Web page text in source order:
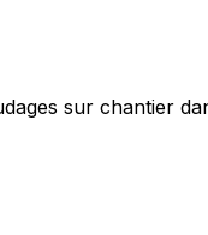
sur chantier